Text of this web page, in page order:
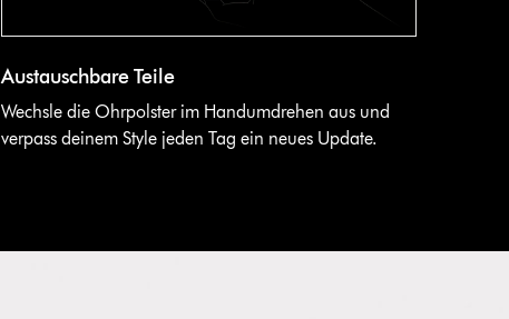
Austauschbare Teile
Wechsle die Ohrpolster im Handumdrehen aus und
verpass deinem Style jeden Tag ein neues Update.